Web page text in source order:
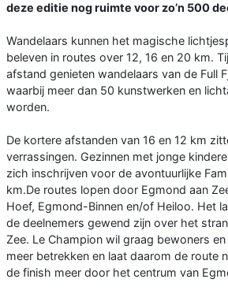
deze editie nog ruimte voor zo’n 500
Wandelaars kunnen het magische
beleven in routes over 12, 16 en 20 km.
afstand genieten wandelaars van de Full
waarbij meer dan 50 kunstwerken en
worden.
De kortere afstanden van 16 en 12 km
verrassingen. Gezinnen met jonge
zich inschrijven voor de avontuurlijke
km.De routes lopen door Egmond aan
Hoef, Egmond-Binnen en/of Heiloo. Het
de deelnemers gewend zijn over het
Zee. Le Champion wil graag bewoners
meer betrekken en laat daarom de route
de finish meer door het centrum van